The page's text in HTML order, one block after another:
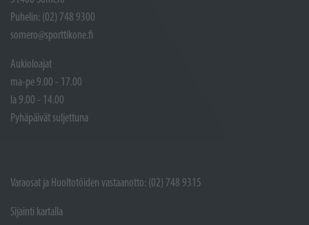
Puhelin: (02) 748 9300
somero@sporttikone.fi
Aukioloajat
ma-pe 9.00 - 17.00
la 9.00 - 14.00
Pyhäpäivät suljettuna
Varaosat ja Huoltotöiden vastaanotto: (02) 748 9315
Sijainti kartalla